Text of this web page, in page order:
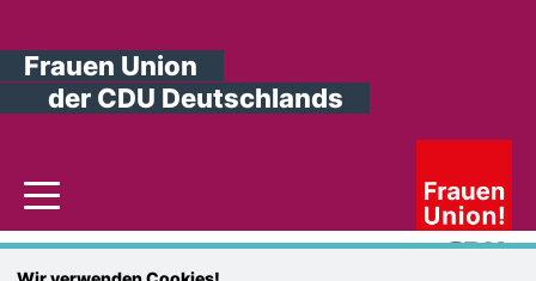
Frauen Union
der CDU Deutschlands
Toggle navigation
» LV Baden-Württemberg